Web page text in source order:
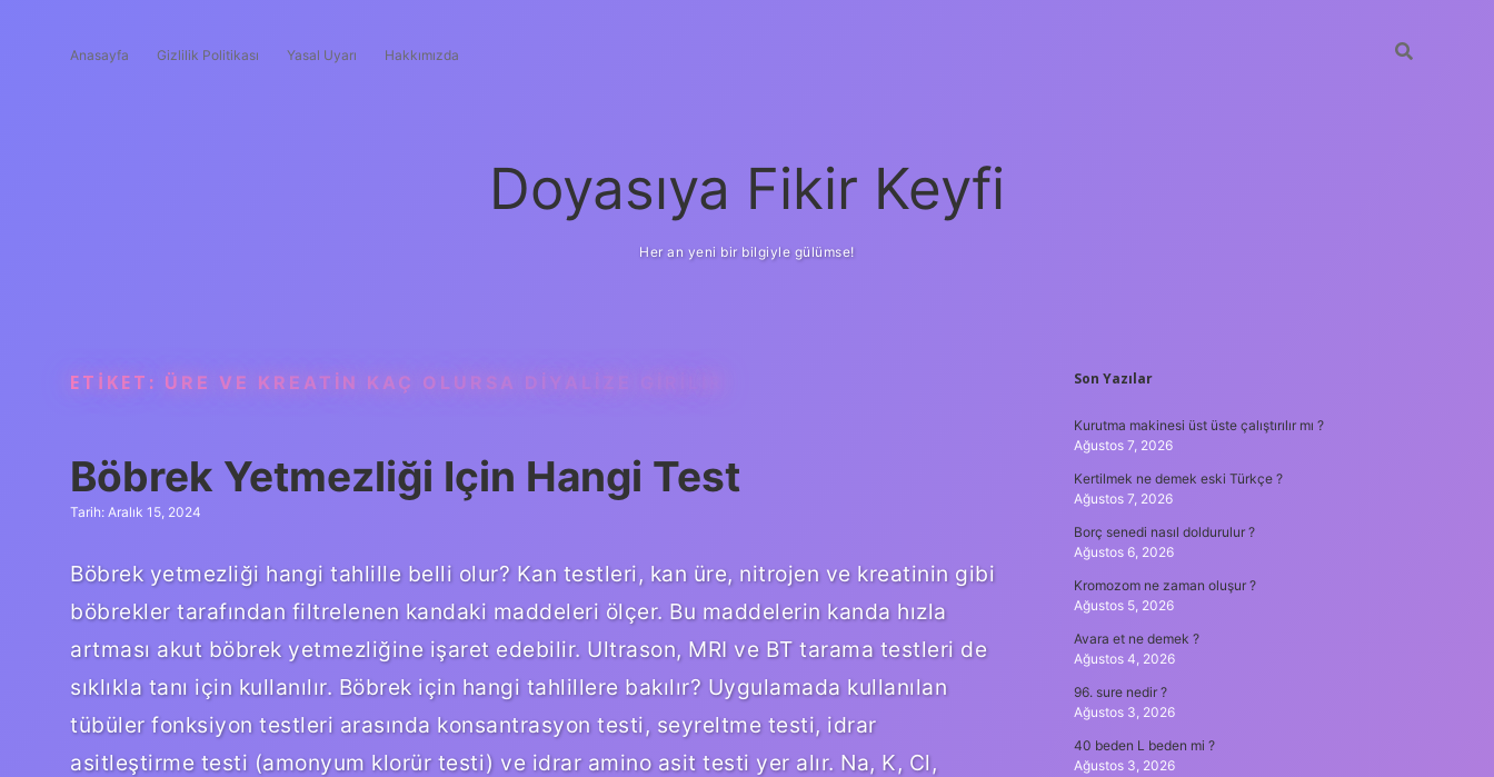
Anasayfa Gizlilik Politikası Yasal Uyarı Hakkımızda
Doyasıya Fikir Keyfi
Her an yeni bir bilgiyle gülümse!
ETIKET: ÜRE VE KREATIN KAÇ OLURSA DIYALIZE GIRILIR
Böbrek Yetmezliği Için Hangi Test
Tarih: Aralık 15, 2024
Böbrek yetmezliği hangi tahlille belli olur? Kan testleri, kan üre, nitrojen ve kreatinin gibi
böbrekler tarafından filtrelenen kandaki maddeleri ölçer. Bu maddelerin kanda hızla
artması akut böbrek yetmezliğine işaret edebilir. Ultrason, MRI ve BT tarama testleri de
sıklıkla tanı için kullanılır. Böbrek için hangi tahlillere bakılır? Uygulamada kullanılan
tübüler fonksiyon testleri arasında konsantrasyon testi, seyreltme testi, idrar
asitleştirme testi (amonyum klorür testi) ve idrar amino asit testi yer alır. Na, K, Cl,
SIDEBAR
Son Yazılar
Kurutma makinesi üst üste çalıştırılır mı ?
Ağustos 7, 2026
Kertilmek ne demek eski Türkçe ?
Ağustos 7, 2026
Borç senedi nasıl doldurulur ?
Ağustos 6, 2026
Kromozom ne zaman oluşur ?
Ağustos 5, 2026
Avara et ne demek ?
Ağustos 4, 2026
96. sure nedir ?
Ağustos 3, 2026
40 beden L beden mi ?
Ağustos 3, 2026